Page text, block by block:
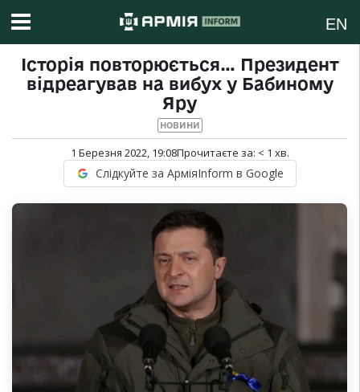
EN
Історія повторюється… Президент
відреагував на вибух у Бабиному
Яру
НОВИНИ
1 Березня 2022, 19:08Прочитаєте за: < 1 хв.
Слідкуйте за АрміяInform в Google